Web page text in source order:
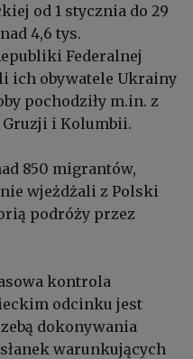
od 1 stycznia do 29
4,6 tys.
Federalnej
ich obywatele Ukrainy
pochodziły m.in. z
Gruzji i Kolumbii.
850 migrantów,
wjeżdżali z Polski
podróży przez
kontrola
odcinku jest
dokonywania
warunkujących